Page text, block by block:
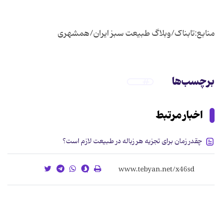
منابع:تابناک/وبلاگ طبیعت سبز ایران/همشهری
برچسب‌ها
اخبار مرتبط
چقدر زمان برای تجزیه هر زباله در طبیعت لازم است؟